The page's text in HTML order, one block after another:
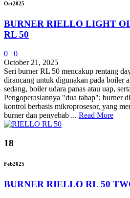
Oct2025
BURNER RIELLO LIGHT
RL 50
0
0
October 21, 2025
Seri burner RL 50 mencakup rentang
dirancang untuk digunakan pada boiler
sedang, boiler udara panas atau uap,
Pengoperasiannya "dua tahap"; burner
kontrol berbasis mikroprosesor, yang
burner dan penyebab ... Read More
18
Feb2025
BURNER RIELLO RL 50